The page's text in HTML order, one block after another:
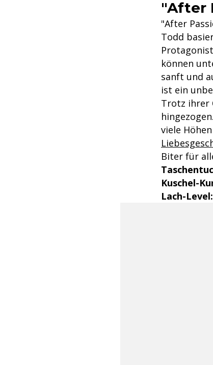
"After
"After
Todd
können
sanft und
ist ein
Trotz ihrer
viele
Biter für
Kuschel-
Lach-